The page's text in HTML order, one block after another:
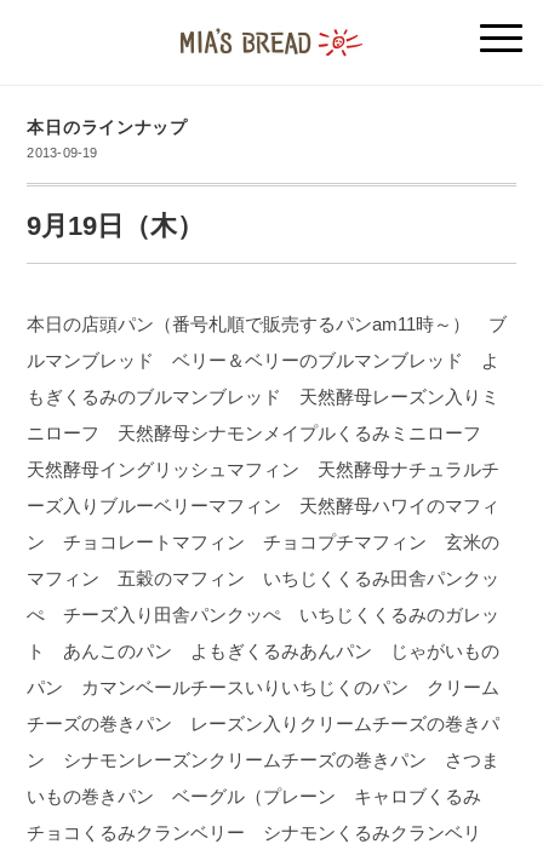
本日のラインナップ
2013-09-19
9月19日（木）
本日の店頭パン（番号札順で販売するパンam11時～） ブ
ルマンブレッド ベリー＆ベリーのブルマンブレッド よ
もぎくるみのブルマンブレッド 天然酵母レーズン入りミ
ニローフ 天然酵母シナモンメイプルくるみミニローフ
天然酵母イングリッシュマフィン 天然酵母ナチュラルチ
ーズ入りブルーベリーマフィン 天然酵母ハワイのマフィ
ン チョコレートマフィン チョコプチマフィン 玄米の
マフィン 五穀のマフィン いちじくくるみ田舎パンクッ
ぺ チーズ入り田舎パンクッぺ いちじくくるみのガレッ
ト あんこのパン よもぎくるみあんパン じゃがいもの
パン カマンベールチースいりいちじくのパン クリーム
チーズの巻きパン レーズン入りクリームチーズの巻きパ
ン シナモンレーズンクリームチーズの巻きパン さつま
いもの巻きパン ベーグル（プレーン キャロブくるみ
チョコくるみクランベリー シナモンくるみクランベリ